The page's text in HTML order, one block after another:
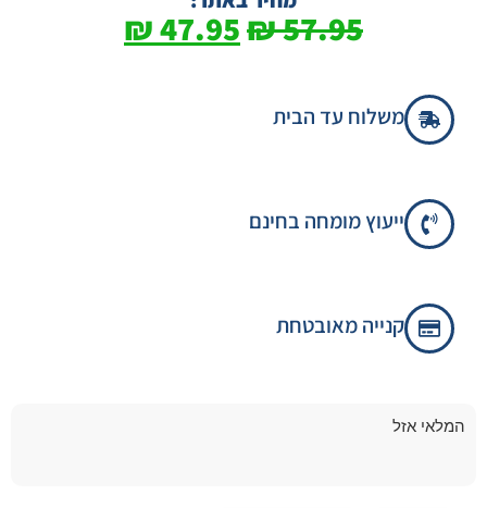
57.95
₪
47.95
₪
משלוח עד הבית
ייעוץ מומחה בחינם
קנייה מאובטחת
המלאי אזל